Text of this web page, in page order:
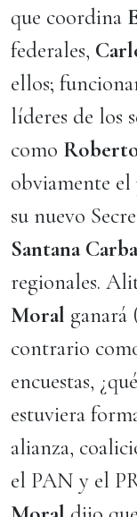
que coordina
federales,
ellos;
líderes de los
como
obviamente
su nuevo
Santana
regionales.
Moral
contrario
encuestas,
estuviera
alianza,
el PAN y el